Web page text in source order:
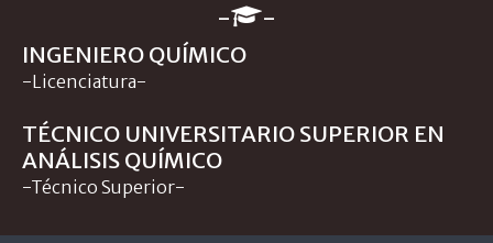
-
-
INGENIERO QUÍMICO
-Licenciatura-
TÉCNICO UNIVERSITARIO SUPERIOR EN
ANÁLISIS QUÍMICO
-Técnico Superior-